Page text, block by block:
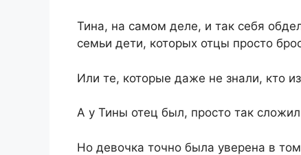
Тина, на самом деле, и так себя
семьи дети, которых отцы просто
Или те, которые даже не знали, кто
А у Тины отец был, просто так
Но девочка точно была уверена в